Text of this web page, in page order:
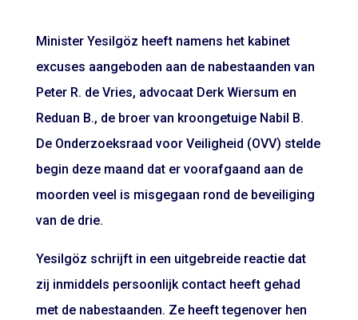
Minister Yesilgöz heeft namens het kabinet
excuses aangeboden aan de nabestaanden van
Peter R. de Vries, advocaat Derk Wiersum en
Reduan B., de broer van kroongetuige Nabil B.
De Onderzoeksraad voor Veiligheid (OVV) stelde
begin deze maand dat er voorafgaand aan de
moorden veel is misgegaan rond de beveiliging
van de drie.
Yesilgöz schrijft in een uitgebreide reactie dat
zij inmiddels persoonlijk contact heeft gehad
met de nabestaanden. Ze heeft tegenover hen